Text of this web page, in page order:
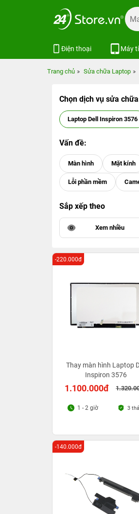
Điện thoại Máy
Trang chủ Sửa chữa Laptop
Chọn dịch vụ sửa
Laptop Dell Inspiron 3576
Vấn đề:
Sắp xếp theo
Xem nhiều
Thay màn hình Laptop
Inspiron 3576
1.100.000đ
-220.000đ
1 - 2 giờ 3
-140.000đ